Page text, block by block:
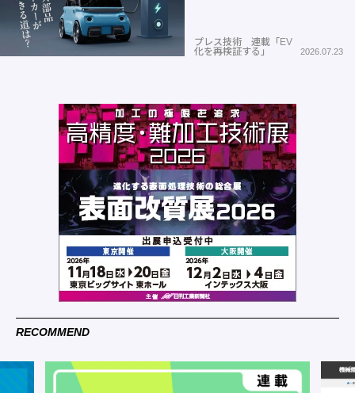
プレス技術 連載「EV
化を再検証する」
2026.07.23
RECOMMEND